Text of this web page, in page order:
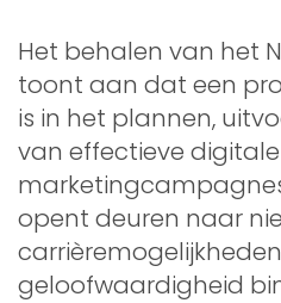
Het behalen van het
toont aan dat een
is in het plannen,
van effectieve digitale
opent deuren naar
geloofwaardigheid